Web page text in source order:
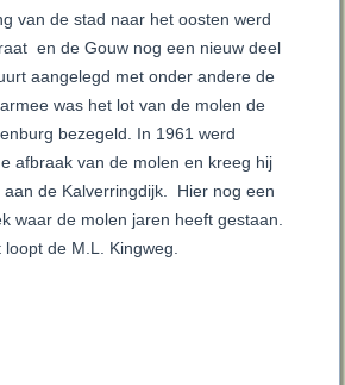
van de stad naar het oosten werd
en de Gouw nog een nieuw deel
aangelegd met onder andere de
was het lot van de molen de
bezegeld. In 1961 werd
afbraak van de molen en kreeg hij
aan de Kalverringdijk. Hier nog een
waar de molen jaren heeft gestaan.
de M.L. Kingweg.